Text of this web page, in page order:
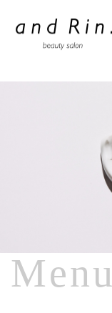
- Blog
Menu